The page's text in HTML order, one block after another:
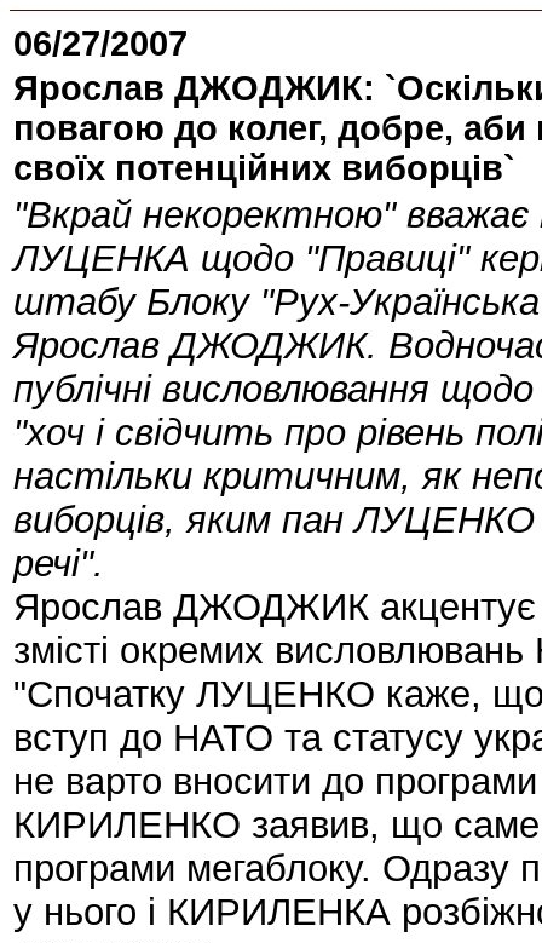
06/27/2007
Ярослав ДЖОДЖИК:
повагою до колег, добре,
своїх потенційних виборців`
"Вкрай некоректною"
ЛУЦЕНКА щодо "Правиці"
штабу Блоку "Рух-
Ярослав ДЖОДЖИК.
публічні висловлювання
"хоч і свідчить про рівень
настільки критичним, як
виборців, яким пан ЛУЦЕНКО
речі".
Ярослав ДЖОДЖИК акцентує
змісті окремих
"Спочатку ЛУЦЕНКО каже, що
вступ до НАТО та статусу
не варто вносити до
КИРИЛЕНКО заявив, що саме
програми мегаблоку.
у нього і КИРИЛЕНКА